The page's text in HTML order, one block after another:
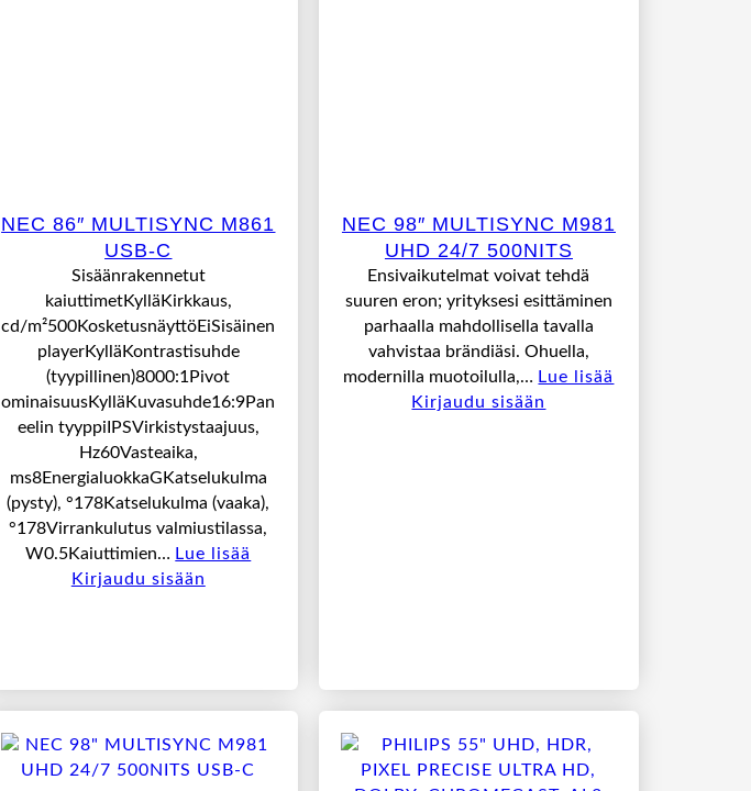
NEC 86″ MULTISYNC M861
USB-C
Sisäänrakennetut
kaiuttimetKylläKirkkaus,
cd/m²500KosketusnäyttöEiSisäinen
playerKylläKontrastisuhde
(tyypillinen)8000:1Pivot
ominaisuusKylläKuvasuhde16:9Pan
eelin tyyppiIPSVirkistystaajuus,
Hz60Vasteaika,
ms8EnergialuokkaGKatselukulma
(pysty), °178Katselukulma (vaaka),
°178Virrankulutus valmiustilassa,
W0.5Kaiuttimien… Lue lisää
Kirjaudu sisään
NEC 98″ MULTISYNC M981
UHD 24/7 500NITS
Ensivaikutelmat voivat tehdä
suuren eron; yrityksesi esittäminen
parhaalla mahdollisella tavalla
vahvistaa brändiäsi. Ohuella,
modernilla muotoilulla,… Lue lisää
Kirjaudu sisään